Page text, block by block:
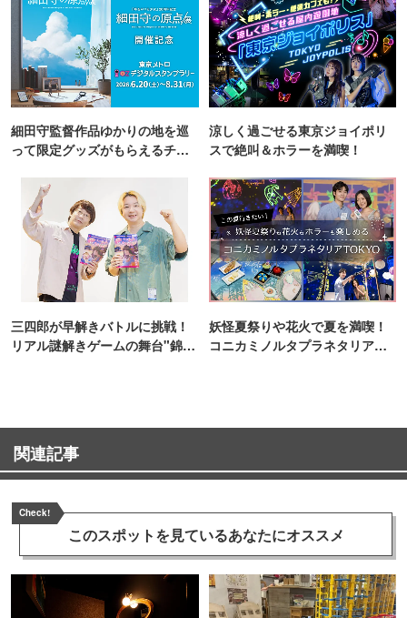
細田守監督作品ゆかりの地を巡
って限定グッズがもらえるチャ
涼しく過ごせる東京ジョイポリ
スで絶叫＆ホラーを満喫！
三四郎が早解きバトルに挑戦！
リアル謎解きゲームの舞台"錦糸
妖怪夏祭りや花火で夏を満喫！
コニカミノルタプラネタリア
関連記事
Check!
このスポットを見ているあなたにオススメ